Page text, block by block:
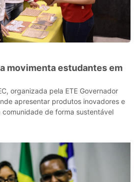
movimenta estudantes em
organizada pela ETE Governador
apresentar produtos inovadores e
de forma sustentável